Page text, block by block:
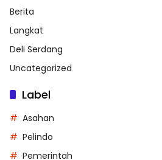
Berita
Langkat
Deli Serdang
Uncategorized
Label
Asahan
Pelindo
Pemerintah